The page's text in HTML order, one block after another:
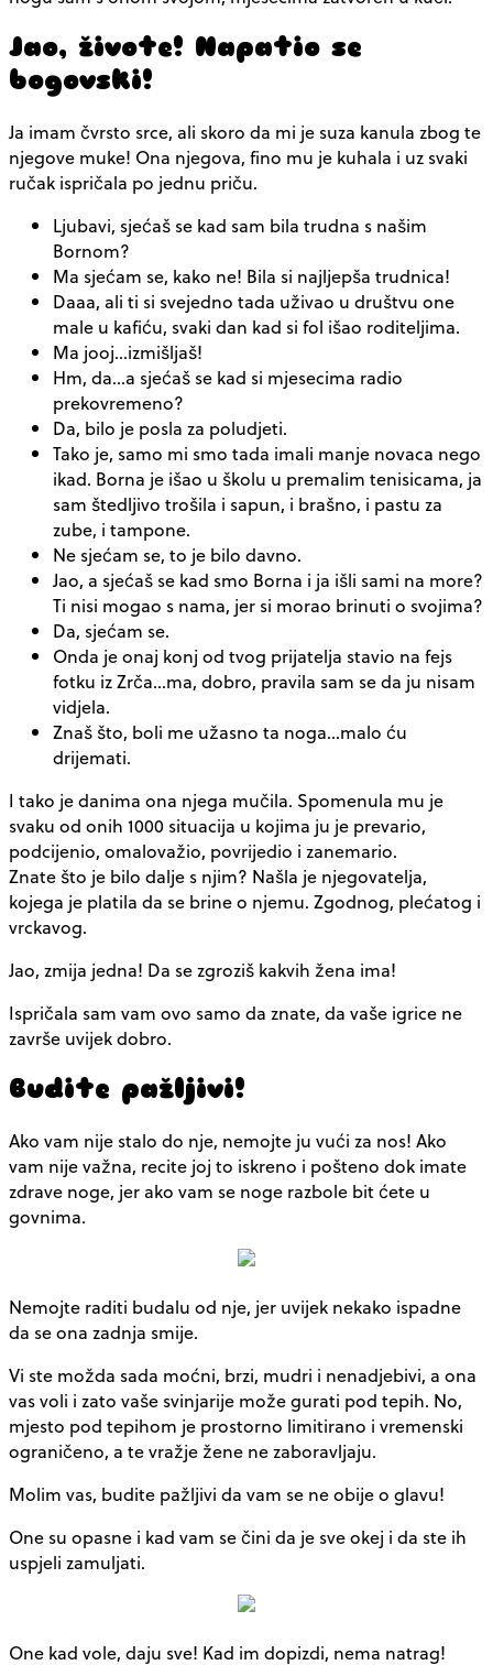
Jao, živote! Napatio se
bogovski!
Ja imam čvrsto srce, ali skoro da mi je suza kanula zbog te
njegove muke! Ona njegova, fino mu je kuhala i uz svaki
ručak ispričala po jednu priču.
Ljubavi, sjećaš se kad sam bila trudna s našim
Bornom?
Ma sjećam se, kako ne! Bila si najljepša trudnica!
Daaa, ali ti si svejedno tada uživao u društvu one
male u kafiću, svaki dan kad si fol išao roditeljima.
Ma jooj…izmišljaš!
Hm, da…a sjećaš se kad si mjesecima radio
prekovremeno?
Da, bilo je posla za poludjeti.
Tako je, samo mi smo tada imali manje novaca nego
ikad. Borna je išao u školu u premalim tenisicama, ja
sam štedljivo trošila i sapun, i brašno, i pastu za
zube, i tampone.
Ne sjećam se, to je bilo davno.
Jao, a sjećaš se kad smo Borna i ja išli sami na more?
Ti nisi mogao s nama, jer si morao brinuti o svojima?
Da, sjećam se.
Onda je onaj konj od tvog prijatelja stavio na fejs
fotku iz Zrča…ma, dobro, pravila sam se da ju nisam
vidjela.
Znaš što, boli me užasno ta noga…malo ću
drijemati.
I tako je danima ona njega mučila. Spomenula mu je
svaku od onih 1000 situacija u kojima ju je prevario,
podcijenio, omalovažio, povrijedio i zanemario.
Znate što je bilo dalje s njim? Našla je njegovatelja,
kojega je platila da se brine o njemu. Zgodnog, plećatog i
vrckavog.
Jao, zmija jedna! Da se zgroziš kakvih žena ima!
Ispričala sam vam ovo samo da znate, da vaše igrice ne
završe uvijek dobro.
Budite pažljivi!
Ako vam nije stalo do nje, nemojte ju vući za nos! Ako
vam nije važna, recite joj to iskreno i pošteno dok imate
zdrave noge, jer ako vam se noge razbole bit ćete u
govnima.
Nemojte raditi budalu od nje, jer uvijek nekako ispadne
da se ona zadnja smije.
Vi ste možda sada moćni, brzi, mudri i nenadjebivi, a ona
vas voli i zato vaše svinjarije može gurati pod tepih. No,
mjesto pod tepihom je prostorno limitirano i vremenski
ograničeno, a te vražje žene ne zaboravljaju.
Molim vas, budite pažljivi da vam se ne obije o glavu!
One su opasne i kad vam se čini da je sve okej i da ste ih
uspjeli zamuljati.
One kad vole, daju sve! Kad im dopizdi, nema natrag!